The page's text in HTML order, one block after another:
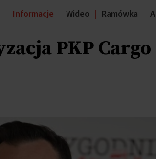
Informacje Wideo Ramówka
PKP Cargo